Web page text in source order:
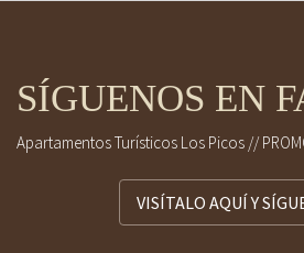
SÍGUENOS EN
Apartamentos Turísticos Los Picos //
VISÍTALO AQUÍ Y